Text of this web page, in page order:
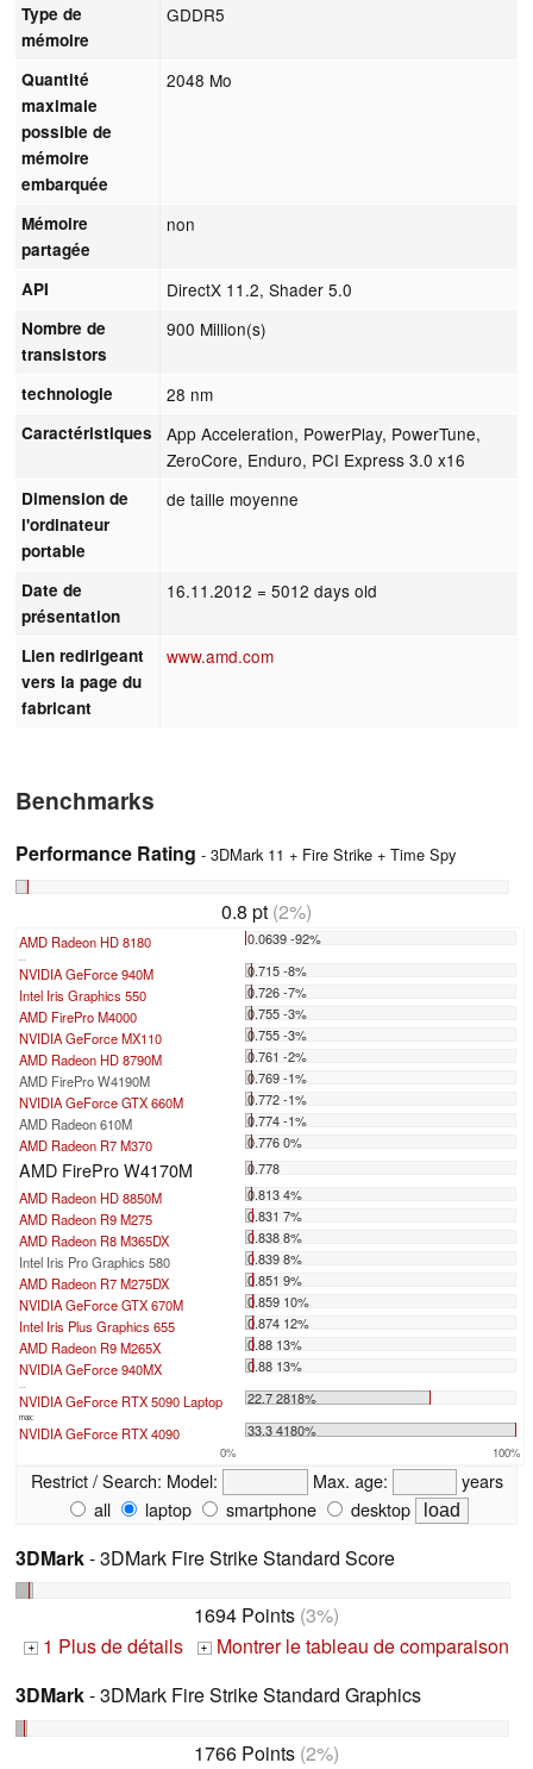
Type de
mémoire
GDDR5
Quantité
maximale
possible de
mémoire
embarquée
2048 Mo
Mémoire
partagée
non
API DirectX 11.2, Shader 5.0
Nombre de
transistors
900 Million(s)
technologie 28 nm
Caractéristiques
App Acceleration, PowerPlay, PowerTune,
ZeroCore, Enduro, PCI Express 3.0 x16
Dimension de
l'ordinateur
portable
de taille moyenne
Date de
présentation
16.11.2012 = 5012 days old
Lien redirigeant
vers la page du
fabricant
www.amd.com
Benchmarks
Performance Rating - 3DMark 11 + Fire Strike + Time Spy
0.8 pt (2%)
AMD Radeon HD 8180 0.0639 -92%
NVIDIA GeForce 940M
0.715 -8%
Intel Iris Graphics 550
0.726 -7%
AMD FirePro M4000
0.755 -3%
NVIDIA GeForce MX110
0.755 -3%
AMD Radeon HD 8790M
0.761 -2%
AMD FirePro W4190M
0.769 -1%
NVIDIA GeForce GTX 660M
0.772 -1%
AMD Radeon 610M
0.774 -1%
AMD Radeon R7 M370
0.776 0%
AMD FirePro W4170M
0.778
AMD Radeon HD 8850M
0.813 4%
AMD Radeon R9 M275
0.831 7%
AMD Radeon R8 M365DX
0.838 8%
Intel Iris Pro Graphics 580
0.839 8%
AMD Radeon R7 M275DX
0.851 9%
NVIDIA GeForce GTX 670M
0.859 10%
Intel Iris Plus Graphics 655
0.874 12%
AMD Radeon R9 M265X
0.88 13%
NVIDIA GeForce 940MX
0.88 13%
NVIDIA GeForce RTX 5090 Laptop 22.7 2818%
max:
NVIDIA GeForce RTX 4090 33.3 4180%
0% 100%
Restrict / Search: Model: Max. age:
years
all
laptop smartphone desktop
3DMark- 3DMark Fire Strike Standard Score
1694 Points (3%)
+ 1 Plus de détails + Montrer le tableau de comparaison
3DMark- 3DMark Fire Strike Standard Graphics
1766 Points (2%)